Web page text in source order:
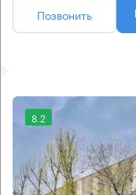
Позвонить
8.2